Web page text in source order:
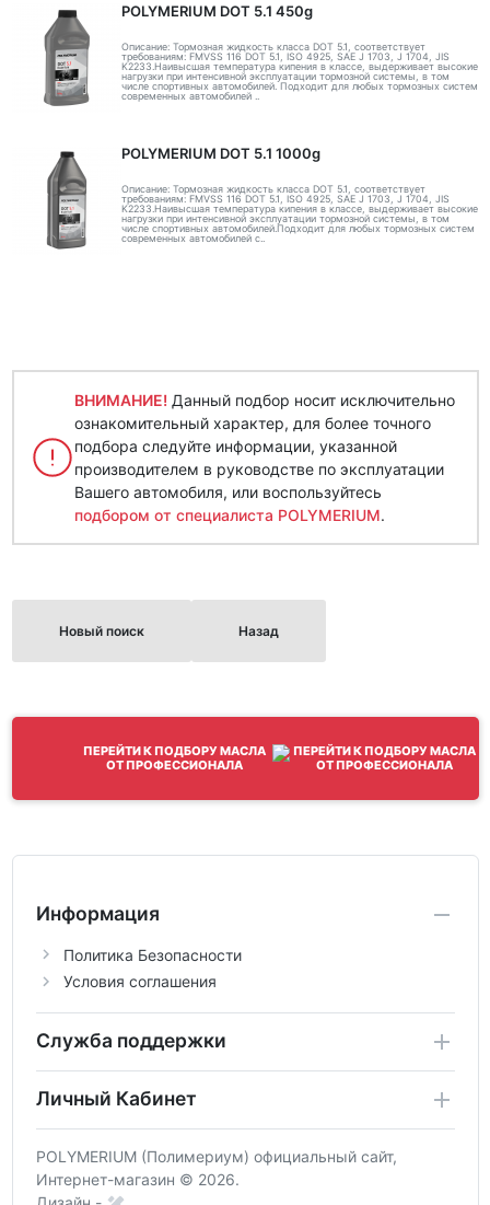
POLYMERIUM DOT 5.1 450g
Описание: Тормозная жидкость класса DOT 5.1, соответствует
требованиям: FMVSS 116 DOT 5.1, ISO 4925, SAE J 1703, J 1704, JIS
K2233.Наивысшая температура кипения в классе, выдерживает высокие
нагрузки при интенсивной эксплуатации тормозной системы, в том
числе спортивных автомобилей. Подходит для любых тормозных систем
современных автомобилей ..
POLYMERIUM DOT 5.1 1000g
Описание: Тормозная жидкость класса DOT 5.1, соответствует
требованиям: FMVSS 116 DOT 5.1, ISO 4925, SAE J 1703, J 1704, JIS
K2233.Наивысшая температура кипения в классе, выдерживает высокие
нагрузки при интенсивной эксплуатации тормозной системы, в том
числе спортивных автомобилей.Подходит для любых тормозных систем
современных автомобилей с..
ВНИМАНИЕ! Данный подбор носит исключительно
ознакомительный характер, для более точного
подбора следуйте информации, указанной
производителем в руководстве по эксплуатации
Вашего автомобиля, или воспользуйтесь
подбором от специалиста POLYMERIUM.
Новый поиск Назад
ПЕРЕЙТИ К ПОДБОРУ МАСЛА
ОТ ПРОФЕССИОНАЛА
Информация
Политика Безопасности
Условия соглашения
Служба поддержки
Личный Кабинет
POLYMERIUM (Полимериум) официальный сайт,
Интернет-магазин © 2026.